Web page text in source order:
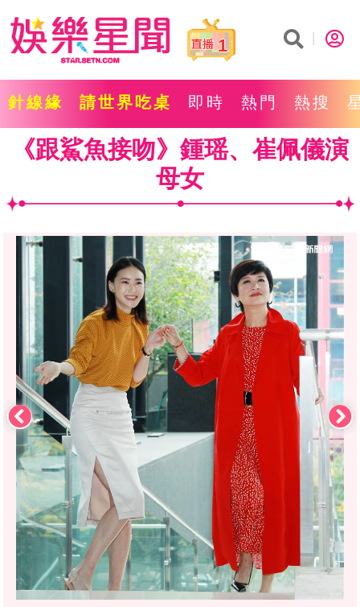
1
針線緣 請世界吃桌 即時 熱門 熱搜
《跟鯊魚接吻》鍾瑶、崔佩儀演
母女